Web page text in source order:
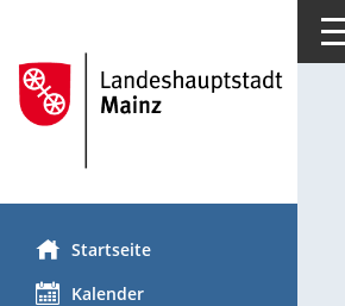
Startseite
Kalender